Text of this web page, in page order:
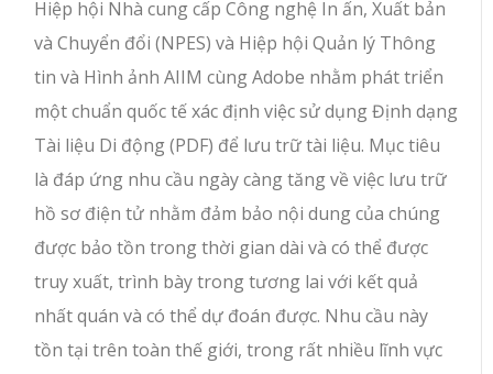
Hiệp hội Nhà cung cấp Công nghệ In ấn, Xuất bản
và Chuyển đổi (NPES) và Hiệp hội Quản lý Thông
tin và Hình ảnh AIIM cùng Adobe nhằm phát triển
một chuẩn quốc tế xác định việc sử dụng Định dạng
Tài liệu Di động (PDF) để lưu trữ tài liệu. Mục tiêu
là đáp ứng nhu cầu ngày càng tăng về việc lưu trữ
hồ sơ điện tử nhằm đảm bảo nội dung của chúng
được bảo tồn trong thời gian dài và có thể được
truy xuất, trình bày trong tương lai với kết quả
nhất quán và có thể dự đoán được. Nhu cầu này
tồn tại trên toàn thế giới, trong rất nhiều lĩnh vực